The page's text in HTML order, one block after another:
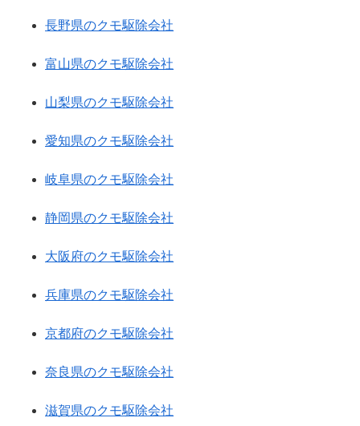
長野県のクモ駆除会社
富山県のクモ駆除会社
山梨県のクモ駆除会社
愛知県のクモ駆除会社
岐阜県のクモ駆除会社
静岡県のクモ駆除会社
大阪府のクモ駆除会社
兵庫県のクモ駆除会社
京都府のクモ駆除会社
奈良県のクモ駆除会社
滋賀県のクモ駆除会社